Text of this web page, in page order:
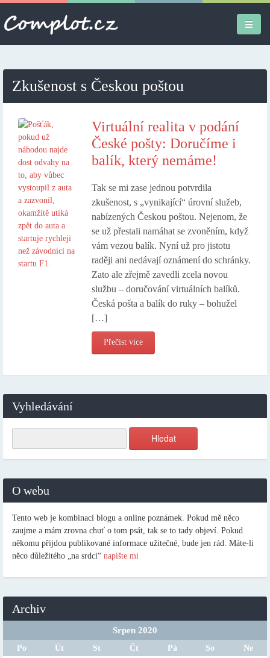
Různé
Osobní
Apple iPad
Práce
Zkušenost s Českou poštou
Virtuální realita v podání
České pošty: Doručíme i
balík, který nemáme!
Tak se mi zase jednou potvrdila
zkušenost, s „vynikající“ úrovní služeb,
nabízených Českou poštou. Nejenom, že
se už přestali namáhat se zvoněním, když
vám vezou balík. Nyní už pro jistotu
raději ani nedávají oznámení do schránky.
Zato ale zřejmě zavedli zcela novou
službu – doručování virtuálních balíků.
Česká pošta a balík do ruky – bohužel
[…]
Přečíst více
Vyhledávání
O webu
Tento web je kombinací blogu a online poznámek. Pokud mě něco
zaujme a mám zrovna chuť o tom psát, tak se to tady objeví. Pokud
někomu přijdou publikované informace užitečné, bude jen rád. Máte-li
něco důležitého „na srdci“ napište mi
Archiv
Srpen 2020
Po Út St Čt Pá So Ne